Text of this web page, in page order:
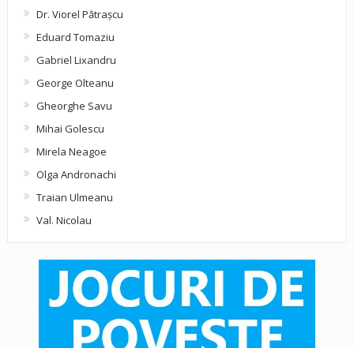
Dr. Viorel Pătraşcu
Eduard Tomaziu
Gabriel Lixandru
George Olteanu
Gheorghe Savu
Mihai Golescu
Mirela Neagoe
Olga Andronachi
Traian Ulmeanu
Val. Nicolau